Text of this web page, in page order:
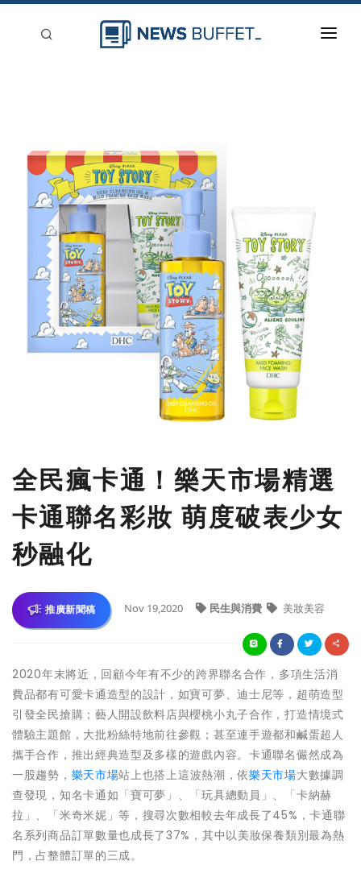
刊登
全民瘋卡通！樂天市場精選
卡通聯名彩妝 萌度破表少女
秒融化
推廣新聞稿 Nov 19,2020 民生與消費 美妝美容
2020年末將近，回顧今年有不少的跨界聯名合作，多項生活消
費品都有可愛卡通造型的設計，如寶可夢、迪士尼等，超萌造型
引發全民搶購；藝人開設飲料店與櫻桃小丸子合作，打造情境式
體驗主題館，大批粉絲特地前往參觀；甚至連手遊都和鹹蛋超人
攜手合作，推出經典造型及多樣的遊戲內容。卡通聯名儼然成為
一股趨勢， 樂天市場站上也搭上這波熱潮，依樂天市場大數據調
查發現，知名卡通如「寶可夢」、「玩具總動員」、「卡納赫
拉」、「米奇米妮」等，搜尋次數相較去年成長了45%，卡通聯
名系列商品訂單數量也成長了37%，其中以美妝保養類別最為熱
門，占整體訂單的三成。